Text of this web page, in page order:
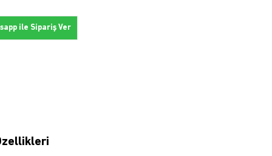
ile Sipariş Ver